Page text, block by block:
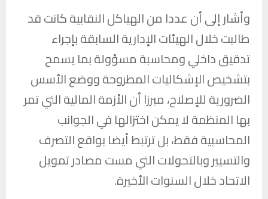
وأشار إلى أن عددا من الهياكل النقابية كانت قد
طالبت خلال الهيئات الإدارية السابقة بإجراء
تدقيق داخلي ومحاسبة مسؤولة بما يسمح
بتشخيص الإشكاليات المطروحة ووضع الأسس
الضرورية للإصلاح، مبرزا أن الأزمة المالية التي تمر
بها المنظمة لا يمكن اختزالها في الجوانب
المحاسبية فقط، بل ترتبط أيضا بواقع التصرف
والتسيير وبالتحولات التي مست مصادر تمويل
الاتحاد خلال السنوات الأخيرة.